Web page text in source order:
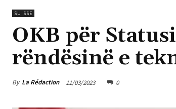
SUISSE
OKB për
rëndësinë e
By La Rédaction 11/03/2023 0